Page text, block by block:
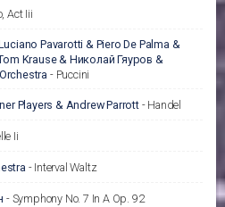
Act Iii
Pavarotti & Piero De Palma &
Krause & Николай Гяуров &
- Puccini
Players & Andrew Parrott- Handel
Ii
- Interval Waltz
- Symphony No. 7 In A Op. 92